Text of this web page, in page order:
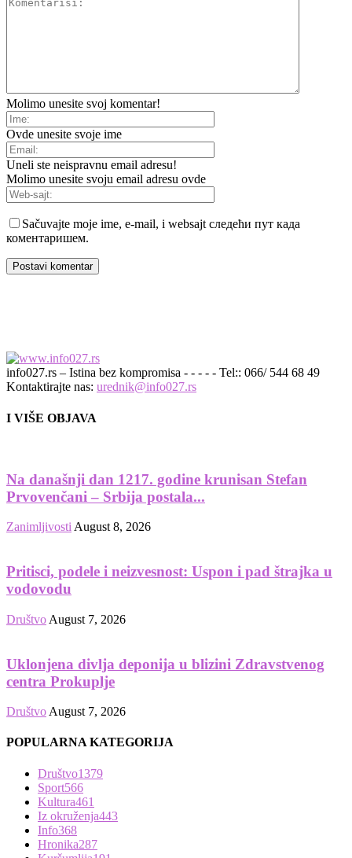
Molimo unesite svoj komentar!
Ovde unesite svoje ime
Uneli ste neispravnu email adresu!
Molimo unesite svoju email adresu ovde
Sačuvajte moje ime, e-mail, i websajt следећи пут када
коментаришем.
info027.rs – Istina bez kompromisa - - - - - Tel:: 066/ 544 68 49
Kontaktirajte nas: urednik@info027.rs
I VIŠE OBJAVA
Na današnji dan 1217. godine krunisan Stefan
Prvovenčani – Srbija postala...
Zanimljivosti August 8, 2026
Pritisci, podele i neizvesnost: Uspon i pad štrajka u
vodovodu
Društvo August 7, 2026
Uklonjena divlja deponija u blizini Zdravstvenog
centra Prokuplje
Društvo August 7, 2026
POPULARNA KATEGORIJA
Društvo1379
Sport566
Kultura461
Iz okruženja443
Info368
Hronika287